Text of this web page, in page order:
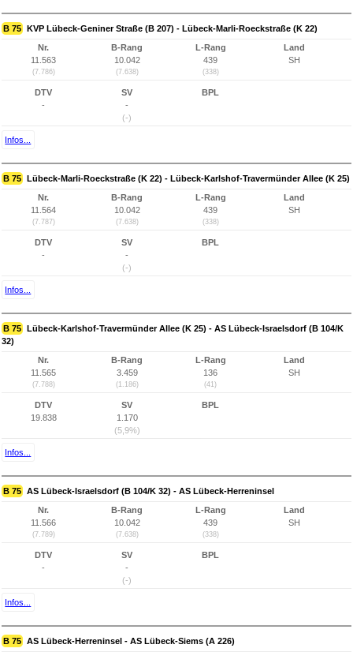
B 75 KVP Lübeck-Geniner Straße (B 207) - Lübeck-Marli-Roeckstraße (K 22)
Nr.
11.563
(7.786)
B-Rang
10.042
(7.638)
L-Rang
439
(338)
Land
SH
DTV
-
SV
-
(-)
BPL
Infos...
B 75 Lübeck-Marli-Roeckstraße (K 22) - Lübeck-Karlshof-Travermünder Allee (K 25)
Nr.
11.564
(7.787)
B-Rang
10.042
(7.638)
L-Rang
439
(338)
Land
SH
DTV
-
SV
-
(-)
BPL
Infos...
B 75 Lübeck-Karlshof-Travermünder Allee (K 25) - AS Lübeck-Israelsdorf (B 104/K
32)
Nr.
11.565
(7.788)
B-Rang
3.459
(1.186)
L-Rang
136
(41)
Land
SH
DTV
19.838
SV
1.170
(5,9%)
BPL
Infos...
B 75 AS Lübeck-Israelsdorf (B 104/K 32) - AS Lübeck-Herreninsel
Nr.
11.566
(7.789)
B-Rang
10.042
(7.638)
L-Rang
439
(338)
Land
SH
DTV
-
SV
-
(-)
BPL
Infos...
B 75 AS Lübeck-Herreninsel - AS Lübeck-Siems (A 226)